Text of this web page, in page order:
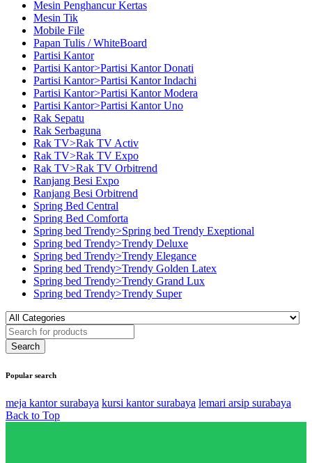
Mesin Penghancur Kertas
Mesin Tik
Mobile File
Papan Tulis / WhiteBoard
Partisi Kantor
Partisi Kantor>Partisi Kantor Donati
Partisi Kantor>Partisi Kantor Indachi
Partisi Kantor>Partisi Kantor Modera
Partisi Kantor>Partisi Kantor Uno
Rak Sepatu
Rak Serbaguna
Rak TV>Rak TV Activ
Rak TV>Rak TV Expo
Rak TV>Rak TV Orbitrend
Ranjang Besi Expo
Ranjang Besi Orbitrend
Spring Bed Central
Spring Bed Comforta
Spring bed Trendy>Spring bed Trendy Exeptional
Spring bed Trendy>Trendy Deluxe
Spring bed Trendy>Trendy Elegance
Spring bed Trendy>Trendy Golden Latex
Spring bed Trendy>Trendy Grand Lux
Spring bed Trendy>Trendy Super
Popular search
meja kantor surabaya kursi kantor surabaya lemari arsip surabaya
Back to Top